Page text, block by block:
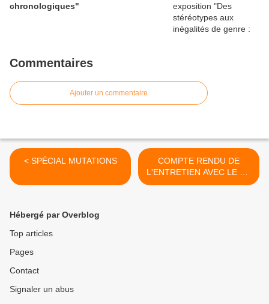
chronologiques"
Commentaires
Ajouter un commentaire
< SPÉCIAL MUTATIONS
COMPTE RENDU DE
L'ENTRETIEN AVEC LE SG
DU RECTORAT >
Hébergé par Overblog
Top articles
Pages
Contact
Signaler un abus